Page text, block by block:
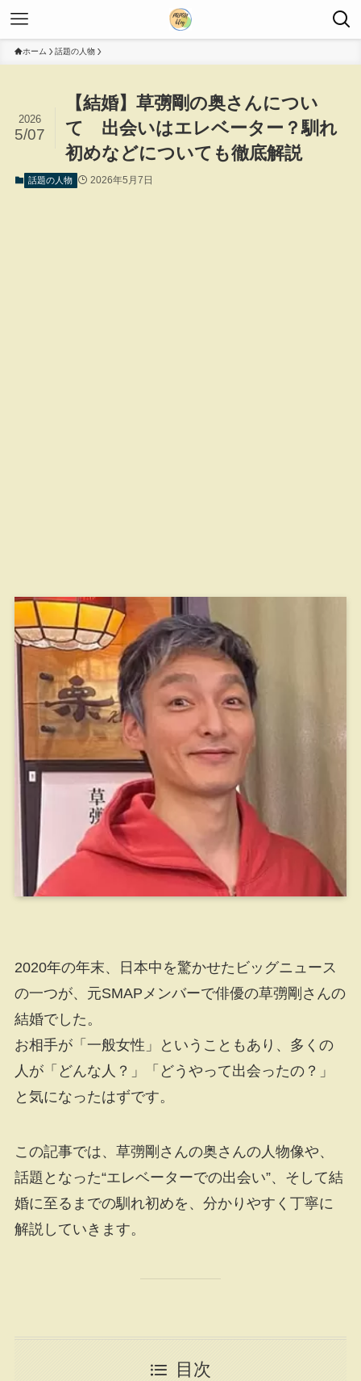
ホーム 話題の人物
【結婚】草彅剛の奥さんについ
て 出会いはエレベーター？馴れ
初めなどについても徹底解説
2026
5/07
話題の人物 2026年5月7日
2020年の年末、日本中を驚かせたビッグニュース
の一つが、元SMAPメンバーで俳優の草彅剛さんの
結婚でした。
お相手が「一般女性」ということもあり、多くの
人が「どんな人？」「どうやって出会ったの？」
と気になったはずです。
この記事では、草彅剛さんの奥さんの人物像や、
話題となった“エレベーターでの出会い”、そして結
婚に至るまでの馴れ初めを、分かりやすく丁寧に
解説していきます。
目次